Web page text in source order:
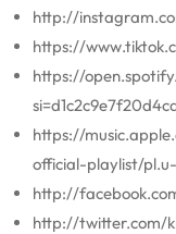
http://
https://
https://
https://
official-playlist/
http://
http://twitter.com/